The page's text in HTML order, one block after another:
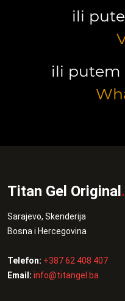
ili
ili putem
Titan Gel Original.
Sarajevo, Skenderija
Bosna i Hercegovina
Telefon: +387 62 408 407
Email: info@titangel.ba